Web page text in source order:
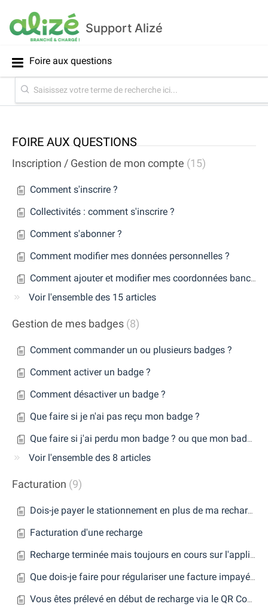
Support Alizé
Foire aux questions
FOIRE AUX QUESTIONS
Inscription / Gestion de mon compte 15
Comment s'inscrire ?
Collectivités : comment s'inscrire ?
Comment s'abonner ?
Comment modifier mes données personnelles ?
Comment ajouter et modifier mes coordonnées bancaires ou mon moyen de paiement ?
Voir l'ensemble des 15 articles
Gestion de mes badges 8
Comment commander un ou plusieurs badges ?
Comment activer un badge ?
Comment désactiver un badge ?
Que faire si je n'ai pas reçu mon badge ?
Que faire si j'ai perdu mon badge ? ou que mon badge a été volé ?
Voir l'ensemble des 8 articles
Facturation 9
Dois-je payer le stationnement en plus de ma recharge ?
Facturation d'une recharge
Recharge terminée mais toujours en cours sur l'application
Que dois-je faire pour régulariser une facture impayée ?
Vous êtes prélevé en début de recharge via le QR Code, à quoi cela correspond ?